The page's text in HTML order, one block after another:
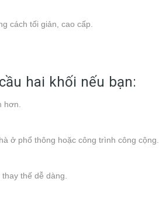
cách tối giản, cao cấp.
hai khối nếu bạn:
hơn.
ở phổ thông hoặc công trình công cộng.
thế dễ dàng.